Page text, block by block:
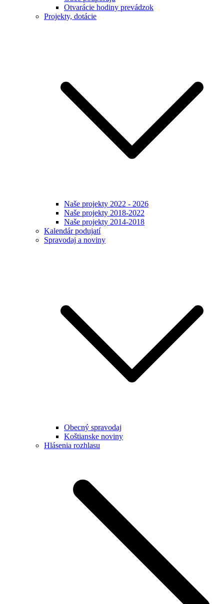
Otvarácie hodiny prevádzok
Projekty, dotácie
Naše projekty 2022 - 2026
Naše projekty 2018-2022
Naše projekty 2014-2018
Kalendár podujatí
Spravodaj a noviny
Obecný spravodaj
Koštianske noviny
Hlásenia rozhlasu